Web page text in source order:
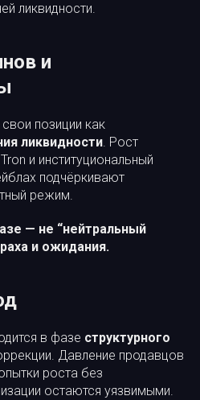
ликвидности.
и
позиции как
ликвидности. Рост
и институциональный
подчёркивают
режим.
— не “нейтральный
и ожидания.
в фазе структурного
Давление продавцов
роста без
остаются уязвимыми.